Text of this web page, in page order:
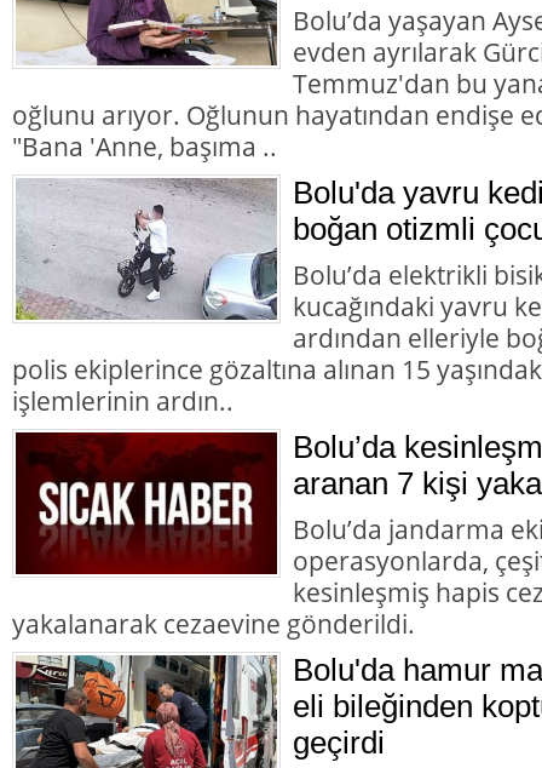
Bolu’da yaşayan
evden ayrılarak
Temmuz'dan bu
oğlunu arıyor. Oğlunun hayatından endişe
"Bana 'Anne, başıma ..
Bolu'da yavru
boğan otizmli
Bolu’da elektrikli
kucağındaki yavru
ardından elleriyle
polis ekiplerince gözaltına alınan 15
işlemlerinin ardın..
Bolu’da
aranan 7 kişi
Bolu’da jandarma
operasyonlarda,
kesinleşmiş hapis
yakalanarak cezaevine gönderildi.
Bolu'da hamur
eli bileğinden
geçirdi